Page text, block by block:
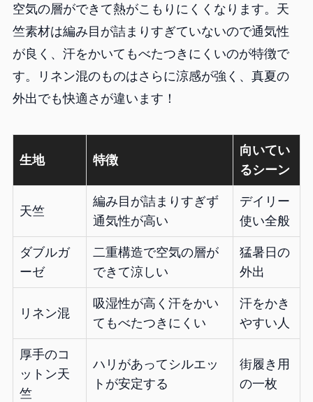
空気の層ができて熱がこもりにくくなります。天
竺素材は編み目が詰まりすぎていないので通気性
が良く、汗をかいてもべたつきにくいのが特徴で
す。リネン混のものはさらに涼感が強く、真夏の
外出でも快適さが違います！
生地 特徴
向いてい
るシーン
天竺
編み目が詰まりすぎず
通気性が高い
デイリー
使い全般
ダブルガ
ーゼ
二重構造で空気の層が
できて涼しい
猛暑日の
外出
リネン混
吸湿性が高く汗をかい
てもべたつきにくい
汗をかき
やすい人
厚手のコ
ットン天
竺
ハリがあってシルエッ
トが安定する
街履き用
の一枚